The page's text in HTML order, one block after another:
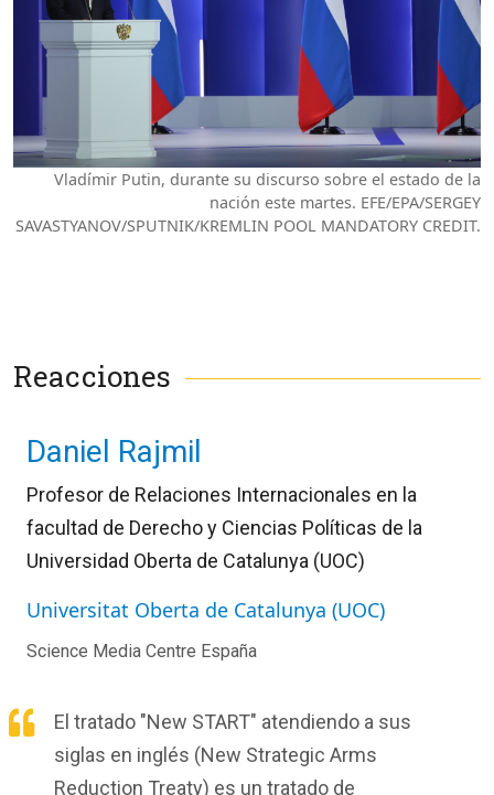
Vladímir Putin, durante su discurso sobre el estado de la
nación este martes. EFE/EPA/SERGEY
SAVASTYANOV/SPUTNIK/KREMLIN POOL MANDATORY CREDIT.
Reacciones
Daniel Rajmil
Profesor de Relaciones Internacionales en la
facultad de Derecho y Ciencias Políticas de la
Universidad Oberta de Catalunya (UOC)
Universitat Oberta de Catalunya (UOC)
Science Media Centre España
El tratado "New START" atendiendo a sus
siglas en inglés (New Strategic Arms
Reduction Treaty) es un tratado de